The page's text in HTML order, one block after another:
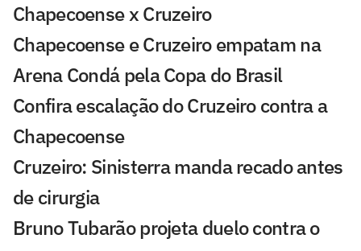
Chapecoense x Cruzeiro
Chapecoense e Cruzeiro empatam na
Arena Condá pela Copa do Brasil
Confira escalação do Cruzeiro contra a
Chapecoense
Cruzeiro: Sinisterra manda recado antes
de cirurgia
Bruno Tubarão projeta duelo contra o